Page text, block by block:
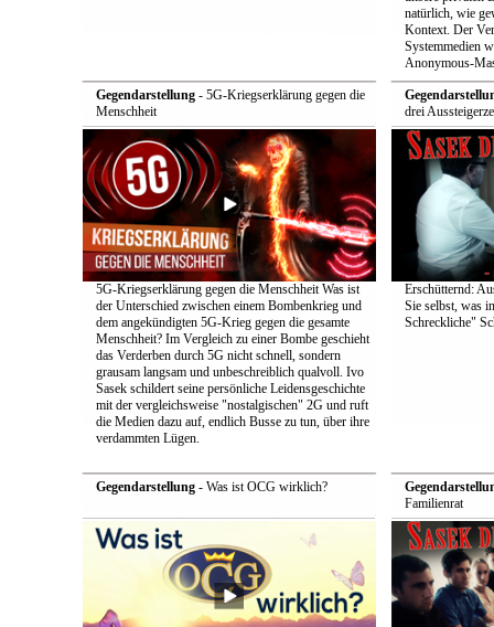
natürlich, wie
Kontext. Der
Systemmedien
Anonymous-
Gegendarstellung- 5G-Kriegserklärung gegen die
Menschheit
5G-Kriegserklärung gegen die Menschheit Was ist
der Unterschied zwischen einem Bombenkrieg und
dem angekündigten 5G-Krieg gegen die gesamte
Menschheit? Im Vergleich zu einer Bombe geschieht
das Verderben durch 5G nicht schnell, sondern
grausam langsam und unbeschreiblich qualvoll. Ivo
Sasek schildert seine persönliche Leidensgeschichte
mit der vergleichsweise "nostalgischen" 2G und ruft
die Medien dazu auf, endlich Busse zu tun, über ihre
verdammten Lügen.
drei
Erschütternd:
Sie selbst, was
Schreckliche"
Gegendarstellung- Was ist OCG wirklich?
Familienrat